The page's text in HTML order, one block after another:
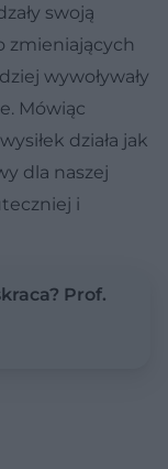
swoją
zmieniających
wywoływały
Mówiąc
działa jak
dla naszej
i
Prof.